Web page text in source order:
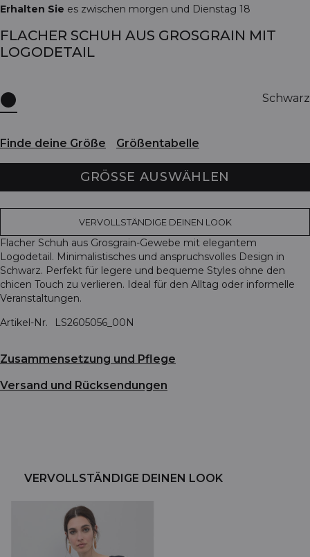
Erhalten Sie es zwischen morgen und Dienstag 18
FLACHER SCHUH AUS GROSGRAIN MIT
LOGODETAIL
Schwarz
Finde deine Größe Größentabelle
GRÖSSE AUSWÄHLEN
VERVOLLSTÄNDIGE DEINEN LOOK
Flacher Schuh aus Grosgrain-Gewebe mit elegantem
Logodetail. Minimalistisches und anspruchsvolles Design in
Schwarz. Perfekt für legere und bequeme Styles ohne den
chicen Touch zu verlieren. Ideal für den Alltag oder informelle
Veranstaltungen.
Artikel-Nr.
LS2605056_00N
Zusammensetzung und Pflege
Versand und Rücksendungen
VERVOLLSTÄNDIGE DEINEN LOOK